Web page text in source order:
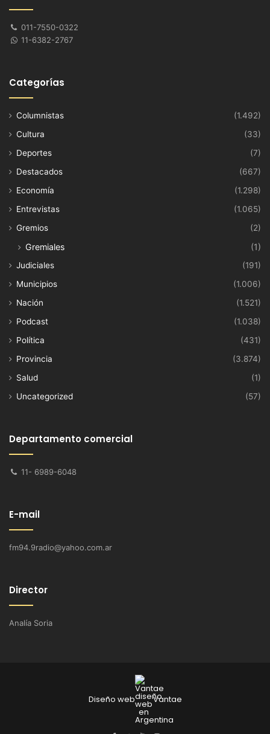
011-7550-0322
11-6382-2767
Categorías
Columnistas
(1.492)
Cultura
(33)
Deportes
(7)
Destacados
(667)
Economía
(1.298)
Entrevistas
(1.065)
Gremios
(2)
Gremiales (1)
Judiciales
(191)
Municipios
(1.006)
Nación
(1.521)
Podcast
(1.038)
Política
(431)
Provincia
(3.874)
Salud
(1)
Uncategorized
(57)
Departamento comercial
11- 6989-6048
E-mail
fm94.9radio@yahoo.com.ar
Director
Analía Soria
Diseño web Vantae